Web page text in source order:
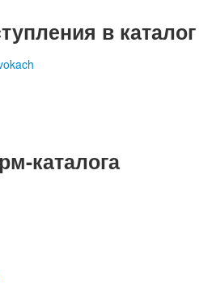
в каталог
каталога